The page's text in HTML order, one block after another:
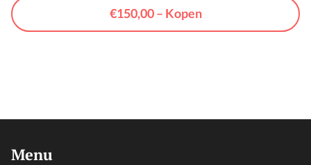
€150,00 – Kopen
Menu